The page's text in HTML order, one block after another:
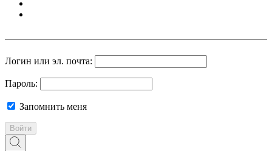
Логин или эл. почта:
Пароль:
Запомнить меня
Войти